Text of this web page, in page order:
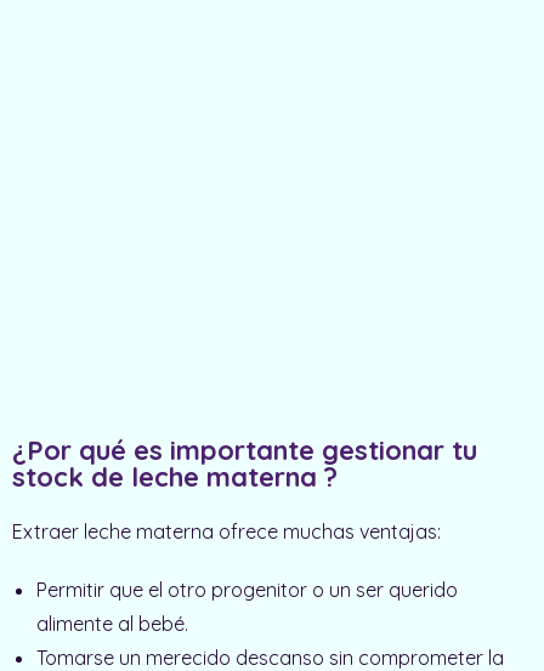
¿Por qué es importante gestionar tu
stock de leche materna ?
Extraer leche materna ofrece muchas ventajas:
Permitir que el otro progenitor o un ser querido
alimente al bebé.
Tomarse un merecido descanso sin comprometer la